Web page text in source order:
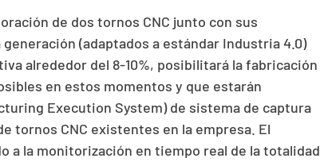
de dos tornos CNC junto con sus
(adaptados a estándar Industria 4.0)
alrededor del 8-10%, posibilitará la fabricación
en estos momentos y que estarán
Execution System) de sistema de captura
tornos CNC existentes en la empresa. El
a la monitorización en tiempo real de la totalidad